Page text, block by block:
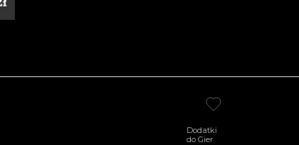
Dodatki
do Gier